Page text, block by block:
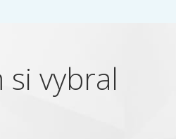
si vybral